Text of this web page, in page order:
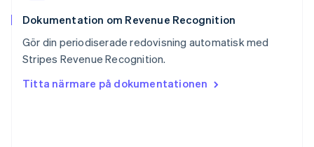
Dokumentation om Revenue Recognition
Gör din periodiserade redovisning automatisk med
Stripes Revenue Recognition.
Titta närmare på dokumentationen
Sverige
Thailand
ไทย English
English